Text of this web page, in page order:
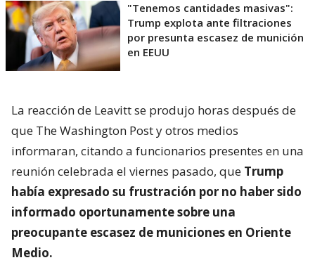
"Tenemos cantidades masivas":
Trump explota ante filtraciones
por presunta escasez de munición
en EEUU
La reacción de Leavitt se produjo horas después de
que The Washington Post y otros medios
informaran, citando a funcionarios presentes en una
reunión celebrada el viernes pasado, que Trump
había expresado su frustración por no haber sido
informado oportunamente sobre una
preocupante escasez de municiones en Oriente
Medio.